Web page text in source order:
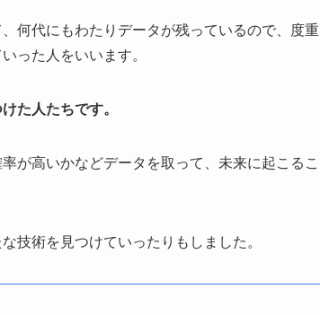
何代にもわたりデータが残っているので、度重
った人をいいます。
た人たちです。
が高いかなどデータを取って、未来に起こるこ
技術を見つけていったりもしました。